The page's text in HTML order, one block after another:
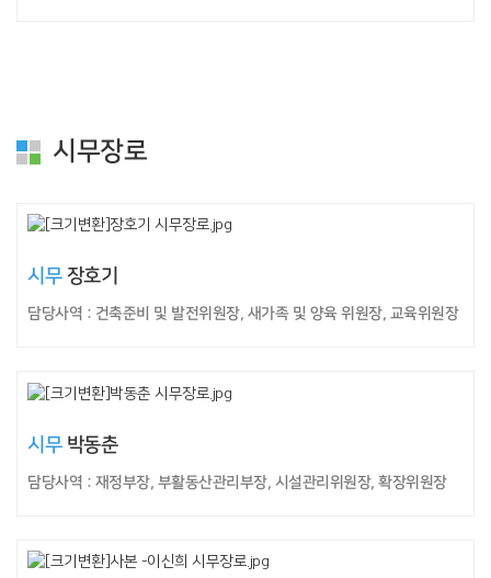
시무장로
시무 장호기
담당사역 : 건축준비 및 발전위원장, 새가족 및 양육 위원장, 교육위원장
시무 박동춘
담당사역 : 재정부장, 부활동산관리부장, 시설관리위원장, 확장위원장